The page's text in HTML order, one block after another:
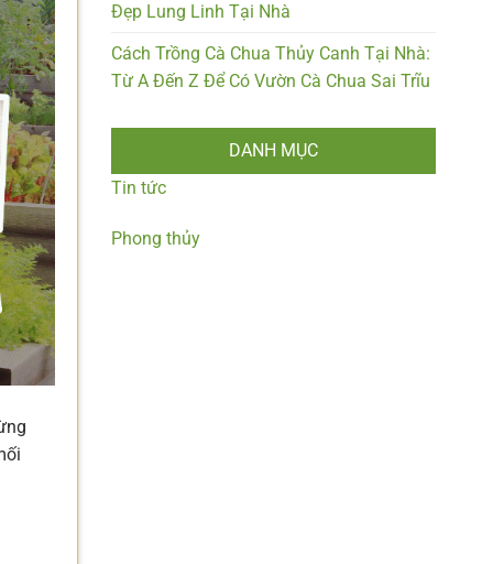
Đẹp Lung Linh Tại Nhà
Cách Trồng Cà Chua Thủy Canh Tại Nhà:
Từ A Đến Z Để Có Vườn Cà Chua Sai Trĩu
DANH MỤC
Tin tức
Phong thủy